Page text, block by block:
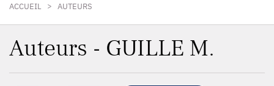
ACCUEIL > AUTEURS
Auteurs - GUILLE M.